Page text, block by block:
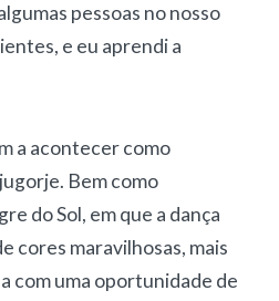
pessoas no nosso
e eu aprendi a
a acontecer como
Bem como
do Sol, em que a dança
cores maravilhosas, mais
com uma oportunidade de